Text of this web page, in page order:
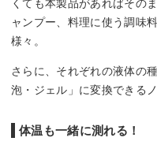
くても本製品があればその
ャンプー、料理に使う調味
様々。
さらに、それぞれの液体の
泡・ジェル」に変換できる
体温も一緒に測れる！